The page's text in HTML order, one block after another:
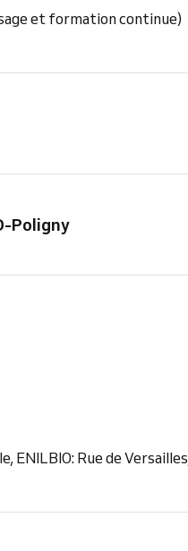
et formation continue)
Poligny
ENILBIO: Rue de